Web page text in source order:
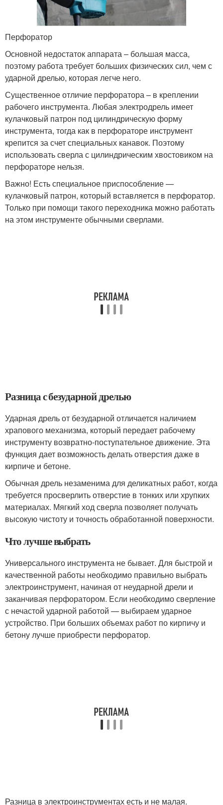
Перфоратор
Основной недостаток аппарата – большая масса,
поэтому работа требует больших физических сил, чем с
ударной дрелью, которая легче него.
Существенное отличие перфоратора – в креплении
рабочего инструмента. Любая электродрель имеет
кулачковый патрон под цилиндрическую форму
инструмента, тогда как в перфораторе инструмент
крепится за счет специальных канавок. Поэтому
использовать сверла с цилиндрическим хвостовиком на
перфораторе нельзя.
Важно! Есть специальное приспособление —
кулачковый патрон, который вставляется в перфоратор.
Только при помощи такого переходника можно работать
на этом инструменте обычными сверлами.
Разница с безударной дрелью
Ударная дрель от безударной отличается наличием
храпового механизма, который передает рабочему
инструменту возвратно-поступательное движение. Эта
функция дает возможность делать отверстия даже в
кирпиче и бетоне.
Обычная дрель незаменима для деликатных работ, когда
требуется просверлить отверстие в тонких или хрупких
материалах. Мягкий ход сверла позволяет получать
высокую чистоту и точность обработанной поверхности.
Что лучше выбрать
Универсального инструмента не бывает. Для быстрой и
качественной работы необходимо правильно выбрать
электроинструмент, начиная от неударной дрели и
заканчивая перфоратором. Если необходимо сверление
с нечастой ударной работой — выбираем ударное
устройство. При больших объемах работ по кирпичу и
бетону лучше приобрести перфоратор.
Разница в электроинструментах есть и не малая.